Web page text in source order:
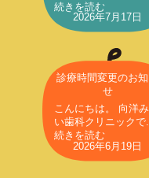
続きを読む
2026年7月17日
診療時間変更のお知
せ
こんにちは。 向洋
い歯科クリニックで
続きを読む
2026年6月19日